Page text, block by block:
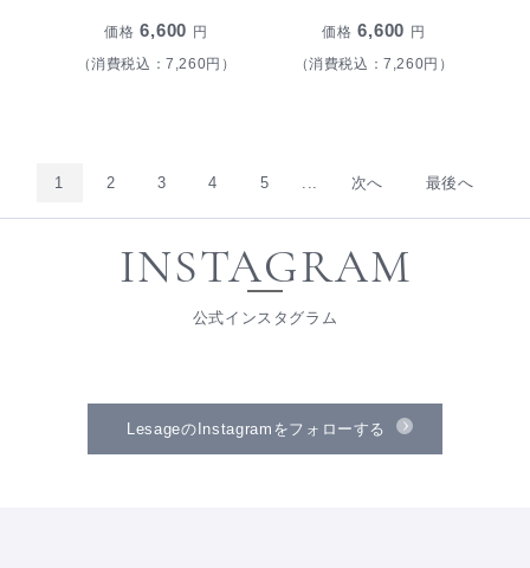
価格 6,600 円
（消費税込：7,260円）
価格 6,600 円
（消費税込：7,260円）
1 2 3 4 5 次へ 最後へ
INSTAGRAM
公式インスタグラム
LesageのInstagramをフォローする